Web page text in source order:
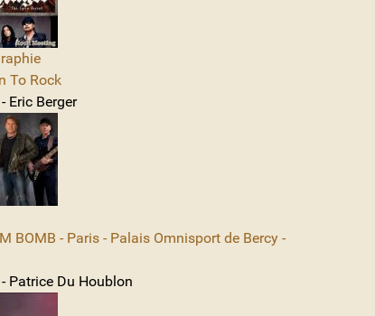
To Rock
Eric Berger
BOMB - Paris - Palais Omnisport de Bercy -
Patrice Du Houblon